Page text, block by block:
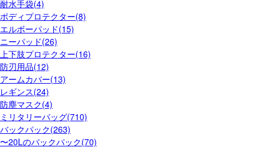
耐水手袋(4)
ボディプロテクター(8)
エルボーパッド(15)
ニーパッド(26)
上下肢プロテクター(16)
防刃用品(12)
アームカバー(13)
レギンス(24)
防塵マスク(4)
ミリタリーバッグ(710)
バックパック(263)
〜20Lのバックパック(70)